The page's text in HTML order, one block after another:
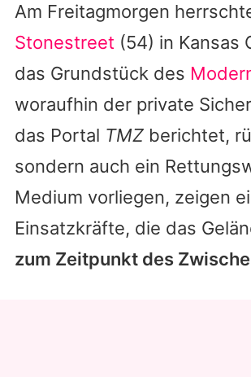
Am Freitagmorgen
Stonestreet (54) in Kansas
das Grundstück des
woraufhin der private
das Portal TMZ berichtet,
sondern auch ein
Medium vorliegen, zeigen
Einsatzkräfte, die das
zum Zeitpunkt des